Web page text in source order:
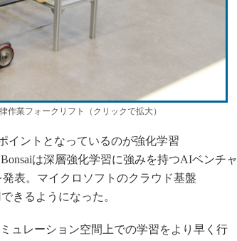
業フォークリフト（クリックで拡大）
イントとなっているのが強化学習
は深層強化学習に強みを持つAIベンチャ
表。マイクロソフトのクラウド基盤
きるようになった。
ュレーション空間上での学習をより早く行